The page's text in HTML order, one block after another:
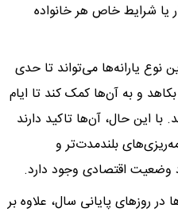
یا شرایط خاص هر خانواده
نوع یارانه‌ها می‌تواند تا حدی
و به آن‌ها کمک کند تا ایام
با این حال، آن‌ها تاکید دارند
بلندمدت‌تر و
وضعیت اقتصادی وجود دارد.
در روزهای پایانی سال، علاوه بر